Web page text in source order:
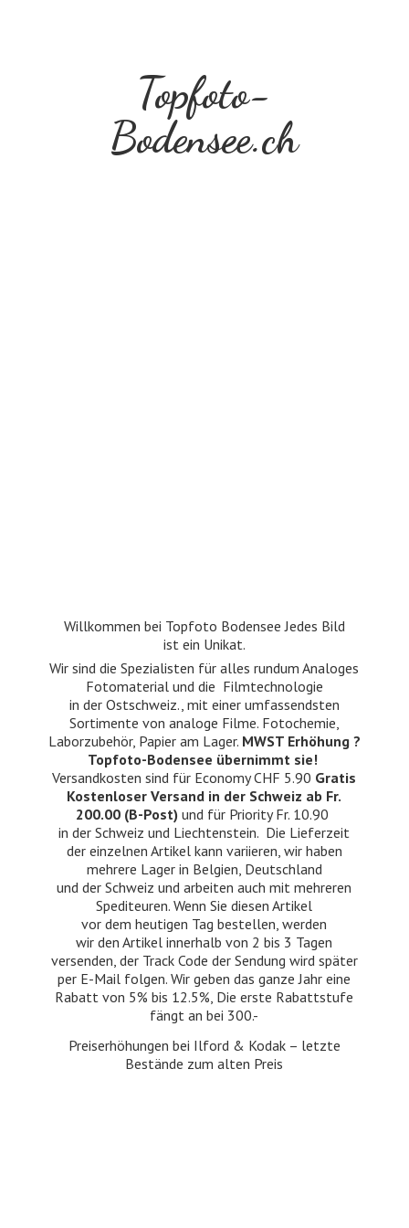
Topfoto-
Bodensee.ch
Willkommen bei Topfoto Bodensee Jedes Bild
ist ein Unikat.
Wir sind die Spezialisten für alles rundum Analoges
Fotomaterial und die Filmtechnologie
in der Ostschweiz., mit einer umfassendsten
Sortimente von analoge Filme. Fotochemie,
Laborzubehör, Papier am Lager. MWST Erhöhung ?
Topfoto-Bodensee übernimmt sie!
Versandkosten sind für Economy CHF 5.90 Gratis
Kostenloser Versand in der Schweiz ab Fr.
200.00 (B-Post) und für Priority Fr. 10.90
in der Schweiz und Liechtenstein. Die Lieferzeit
der einzelnen Artikel kann variieren, wir haben
mehrere Lager in Belgien, Deutschland
und der Schweiz und arbeiten auch mit mehreren
Spediteuren. Wenn Sie diesen Artikel
vor dem heutigen Tag bestellen, werden
wir den Artikel innerhalb von 2 bis 3 Tagen
versenden, der Track Code der Sendung wird später
per E-Mail folgen. Wir geben das ganze Jahr eine
Rabatt von 5% bis 12.5%, Die erste Rabattstufe
fängt an bei 300.-
Preiserhöhungen bei Ilford & Kodak – letzte
Bestände zumalten Preis